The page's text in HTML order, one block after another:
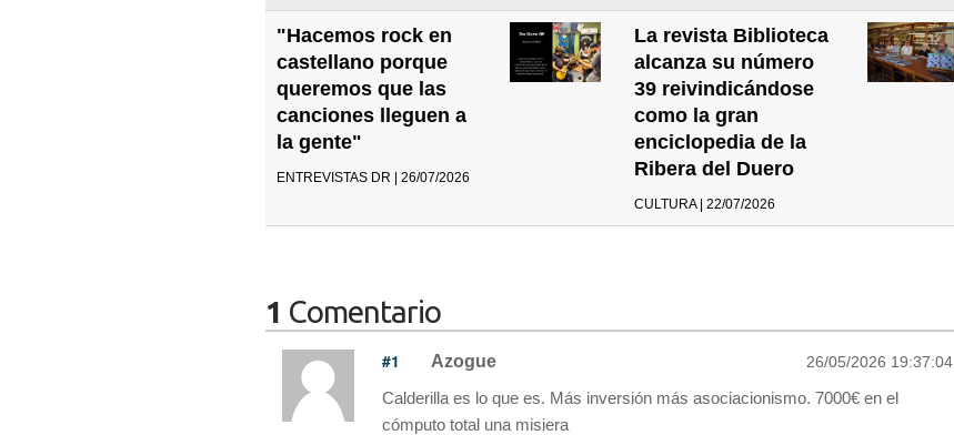
"Hacemos rock en
castellano porque
queremos que las
canciones lleguen a
la gente"
ENTREVISTAS DR | 26/07/2026
La revista Biblioteca
alcanza su número
39 reivindicándose
como la gran
enciclopedia de la
Ribera del Duero
CULTURA | 22/07/2026
1 Comentario
#1 Azogue 26/05/2026 19:37:04
Calderilla es lo que es. Más inversión más asociacionismo. 7000€ en el
cómputo total una misiera